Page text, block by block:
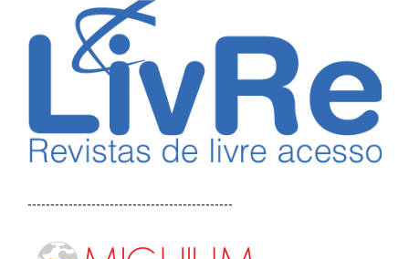
---------------------------------------------